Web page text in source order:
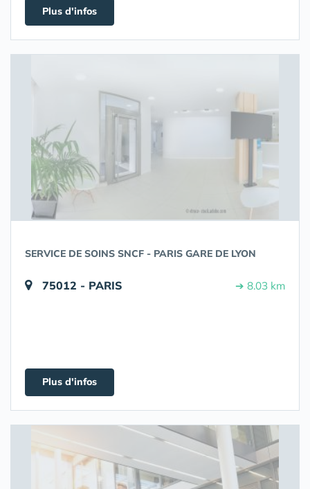
Plus d'infos
SERVICE DE SOINS SNCF - PARIS GARE DE LYON
75012 - PARIS ➔ 8.03 km
Plus d'infos